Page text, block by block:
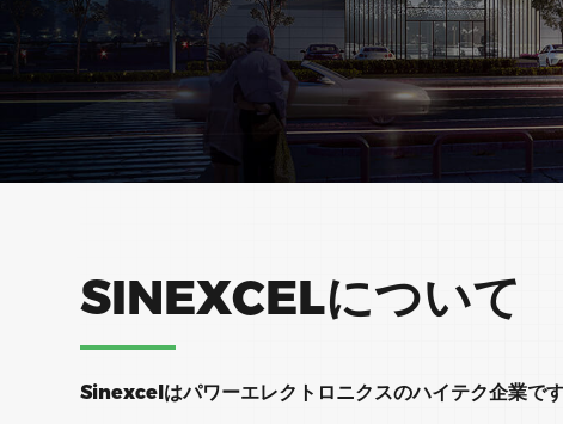
SINEXCELについて
Sinexcelはパワーエレクトロニクスのハイテク企業です